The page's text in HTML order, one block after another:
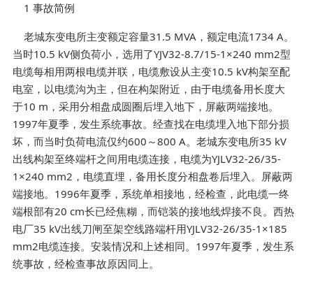
1 事故简例
老城东变电所主变额定容量31.5 MVA，额定电流1734 A。
当时10.5 kV侧负荷小，选用了YJV32-8.7/15-1×240 mm2型
电缆每相用两根电缆并联，电缆敷设从主变10.5 kV构架至配
电室，以电缆沟为主，但在构架附近，由于电缆备用长度大
于10 m，采用分相盘成圆圈后埋入地下，屏蔽两端接地。
1997年夏季，发生系统事故。经查找在电缆埋入地下部分损
坏，而当时负荷电流仅约600～800 A。老城东变电所35 kV
出线构架至终端杆之间用电缆连接，电缆为YJLV32-26/35-
1×240 mm2，电缆直埋，备用长度分相盘卷后埋入。屏蔽两
端接地。1996年夏季，系统单相接地，经检查，此电缆一终
端根部有20 cm长已经焦糊，而铠装的接地线焊接不良。西热
电厂35 kV出线刀闸至架空线路端杆用YJLV32-26/35-1×185
mm2电缆连接。安装情况和上述相同。1997年夏季，发生系
统事故，经检查事故原因同上。